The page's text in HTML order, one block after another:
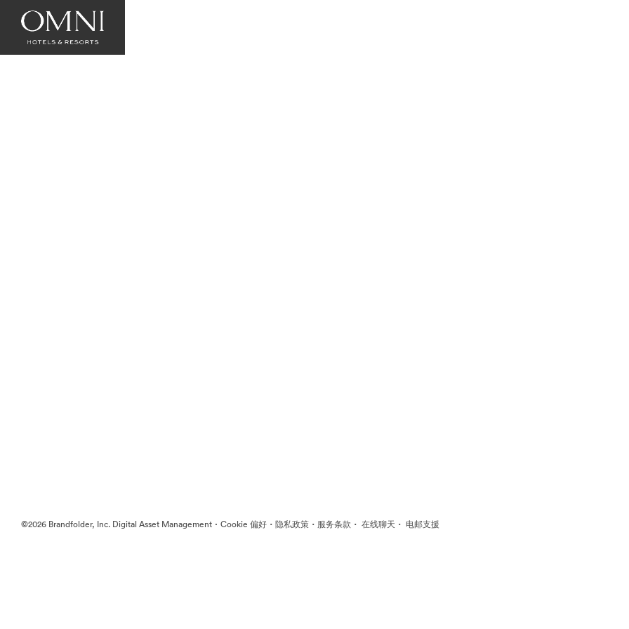
©2026 Brandfolder, Inc. Digital Asset Management · Cookie 偏好 · 隐私政策 · 服务条款 · 在线聊天 · 电邮支援